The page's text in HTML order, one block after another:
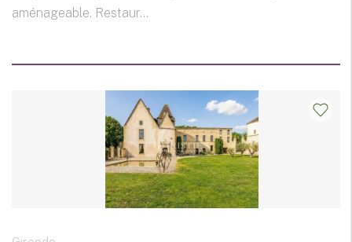
aménageable. Restaur...